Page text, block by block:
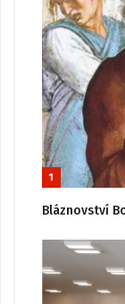
1
Bláznovství